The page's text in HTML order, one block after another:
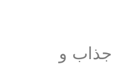
جذاب و